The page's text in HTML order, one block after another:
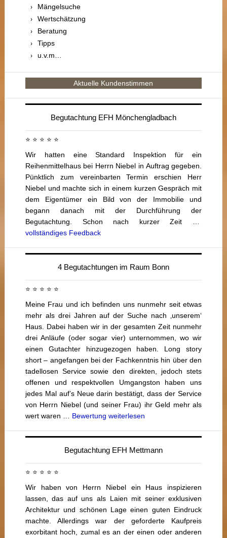
Mängelsuche
Wertschätzung
Beratung
Tipps
u.v.m…
Aktuelle Kundenstimmen
Begutachtung EFH Mönchengladbach
⭐ ⭐ ⭐ ⭐ ⭐
Wir hatten eine Standard Inspektion für ein
Reihenmittelhaus bei Herrn Niebel in Auftrag gegeben.
Pünktlich zum vereinbarten Termin erschien Herr
Niebel und machte sich in einem kurzen Gespräch mit
dem Eigentümer ein Bild von der Immobilie und
begann danach mit der Durchführung der
Begutachtung. Schon nach kurzer Zeit …
vollständiges Feedback
4 Begutachtungen im Raum Bonn
⭐ ⭐ ⭐ ⭐ ⭐
Meine Frau und ich befinden uns nunmehr seit etwas
mehr als drei Jahren auf der Suche nach ‚unserem‘
Haus. Dabei haben wir in der gesamten Zeit nunmehr
drei Anläufe (oder sogar vier) unternommen, wo wir
einen Gutachter hinzugezogen haben. Long story
short – angefangen bei der Fachkenntnis hin über den
tadellosen Service sowie den direkten, jedoch stets
offenen und respektvollen Umgangston haben uns
jedes Mal auf’s Neue darin bestätigt, dass der Service
von Herrn Niebel (und seiner Frau) ihr Geld mehr als
wert waren … Bewertung weiterlesen
Begutachtung EFH Mettmann
⭐ ⭐ ⭐ ⭐ ⭐
Wir haben von Herrn Niebel ein Haus inspizieren
lassen, das auf uns als Laien mit seiner exklusiven
Architektur und schönen Lage einen guten Eindruck
machte. Allerdings war der geforderte Kaufpreis
exorbitant hoch, zumal es an der einen oder anderen